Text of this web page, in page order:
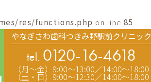
res/functions.php on line85
やなぎさわ歯科つきみ野駅前クリニック
tel. 0120-16-4618
（月〜金）9:00〜13:00／14:00〜18:00
（土・日）9:00〜12:30／14:00〜18:00